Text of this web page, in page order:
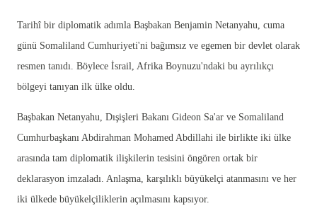
Tarihî bir diplomatik adımla Başbakan Benjamin Netanyahu, cuma
günü Somaliland Cumhuriyeti'ni bağımsız ve egemen bir devlet olarak
resmen tanıdı. Böylece İsrail, Afrika Boynuzu'ndaki bu ayrılıkçı
bölgeyi tanıyan ilk ülke oldu.
Başbakan Netanyahu, Dışişleri Bakanı Gideon Sa'ar ve Somaliland
Cumhurbaşkanı Abdirahman Mohamed Abdillahi ile birlikte iki ülke
arasında tam diplomatik ilişkilerin tesisini öngören ortak bir
deklarasyon imzaladı. Anlaşma, karşılıklı büyükelçi atanmasını ve her
iki ülkede büyükelçiliklerin açılmasını kapsıyor.